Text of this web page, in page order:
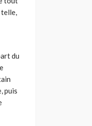
telle,
du
puis